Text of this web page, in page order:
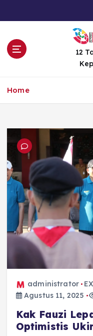
12
Home
administrator
Agustus 11, 2025
Kak Fauzi
Optimistis